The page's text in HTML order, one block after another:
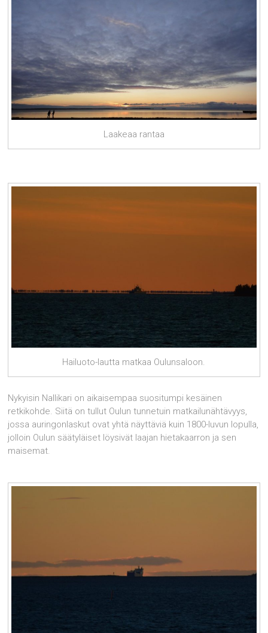
Laakeaa rantaa
Hailuoto-lautta matkaa Oulunsaloon.
Nykyisin Nallikari on aikaisempaa suositumpi kesäinen
retkikohde. Siitä on tullut Oulun tunnetuin matkailunähtävyys,
jossa auringonlaskut ovat yhtä näyttäviä kuin 1800-luvun lopulla,
jolloin Oulun säätyläiset löysivät laajan hietakaarron ja sen
maisemat.